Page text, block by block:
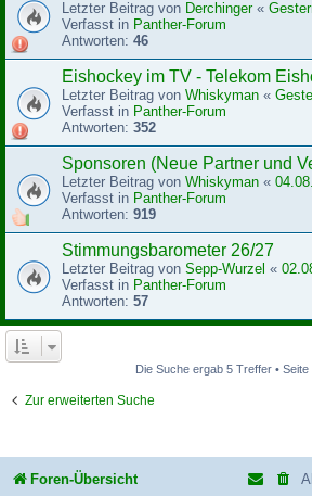
Letzter Beitrag von Derchinger«
Verfasst in Panther-Forum
Antworten: 46
Eishockey im TV - Telekom
Letzter Beitrag von Whiskyman «
Verfasst in Panther-Forum
Antworten: 352
Sponsoren (Neue Partner und
Letzter Beitrag von Whiskyman «
Verfasst in Panther-Forum
Antworten: 919
Stimmungsbarometer 26/27
Letzter Beitrag von Sepp-Wurzel «
Verfasst in Panther-Forum
Antworten: 57
Die Suche ergab 5 Treffer • Seite
Zur erweiterten Suche
Foren-Übersicht